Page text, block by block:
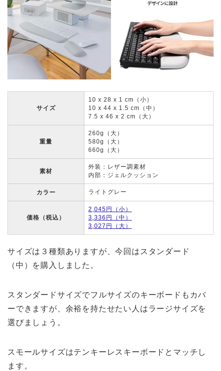
サイズ
10 x 28 x 1 cm（小）
10 x 44 x 1.5 cm（中）
7.5 x 46 x 2 cm（大）
重量
260g（大）
580g（大）
660g（大）
素材
外装：レザー調素材
内部：ジェルクッション
カラー ライトグレー
価格（税込）
2,045円（小）
3,336円（中）
3,027円（大）
サイズは３種類ありますが、今回はスタンダード
（中）を購入しました。
スタンダードサイズでフルサイズのキーボードもカバ
ーできますが、余裕を持たせたい人はラージサイズを
選びましょう。
スモールサイズはテンキーレスキーボードとマッチし
ます。